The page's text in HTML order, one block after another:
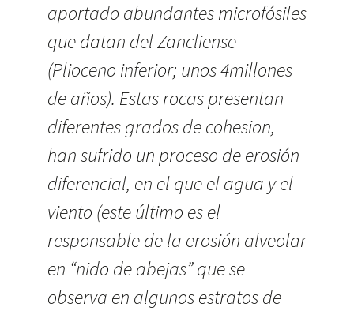
aportado abundantes microfósiles
que datan del Zancliense
(Plioceno inferior; unos 4millones
de años). Estas rocas presentan
diferentes grados de cohesion,
han sufrido un proceso de erosión
diferencial, en el que el agua y el
viento (este último es el
responsable de la erosión alveolar
en “nido de abejas” que se
observa en algunos estratos de